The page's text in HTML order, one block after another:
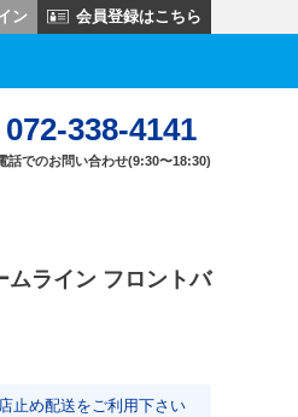
ン 会員登録はこちら
072-338-4141
話でのお問い合わせ(9:30〜18:30)
ムライン フロントバ
止め配送をご利用下さい